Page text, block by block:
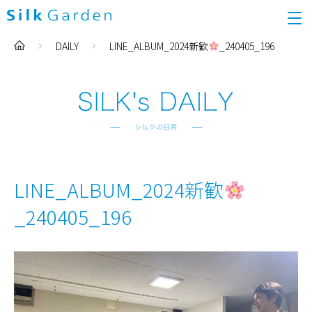
DAILY LINE_ALBUM_2024新歓 _240405_196
LINE_ALBUM_2024新歓
_240405_196